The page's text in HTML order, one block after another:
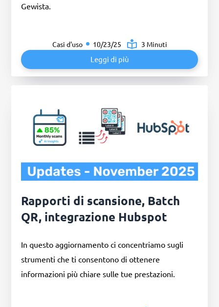
Gewista.
Casi d'uso 10/23/25 3 Minuti
Leggi di più
Rapporti di scansione, Batch
QR, integrazione Hubspot
In questo aggiornamento ci concentriamo sugli
strumenti che ti consentono di ottenere
informazioni più chiare sulle tue prestazioni.